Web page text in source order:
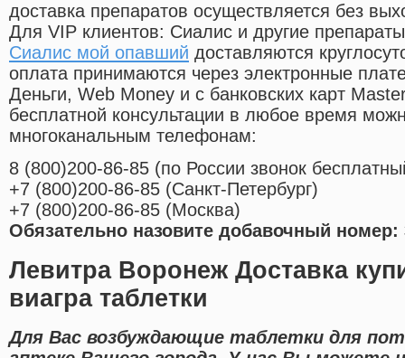
доставка препаратов осуществляется без
Для VIP клиентов: Сиалис и другие
Сиалис мой опавший доставляются
оплата принимаются через электронные
Деньги, Web Money и с банковских карт
бесплатной консультации в любое время
многоканальным телефонам:
8 (800)200-86-85 (по России звонок
+7 (800)200-86-85 (Санкт-Петербург)
+7 (800)200-86-85 (Москва)
Обязательно назовите добавочный номер:
Левитра Воронеж Доставка
виагра таблетки
Для Вас возбуждающие таблетки для